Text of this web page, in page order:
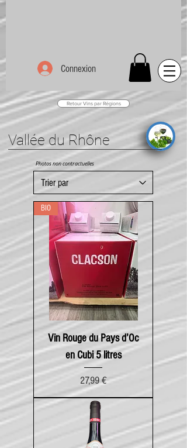
Connexion
Retour Vins par Régions
Vallée du Rhône
BIO
Vin Rouge du Pays d’Oc
en Cubi 5 litres
Prix
27,99 €
Photos non contractuelles